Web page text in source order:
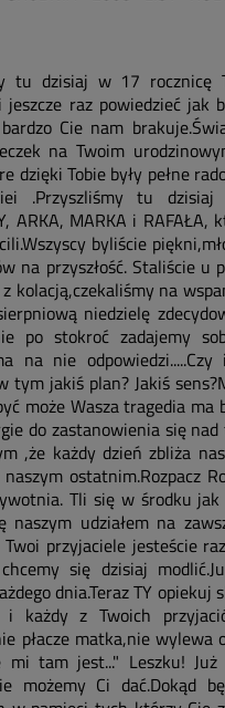
tu dzisiaj w 17 rocznicę
jeszcze raz powiedzieć jak
Cie nam
na Twoim
dzięki Tobie były pełne
.Przyszliśmy tu
ARKA, MARKA i
byliście
na przyszłość. Staliście u
kolacją,czekaliśmy na
niedzielę
po stokroć zadajemy
na nie
tym jakiś plan? Jakiś
może Wasza tragedia ma
do zastanowienia się
,że każdy dzień zbliża
ostatnim.Rozpacz
Tli się w środku
naszym udziałem na
przyjaciele jesteście
się dzisiaj
dnia.Teraz TY
każdy z Twoich
płacze matka,nie wylewa
mi tam jest..." Leszku!
możemy Ci dać.Dokąd